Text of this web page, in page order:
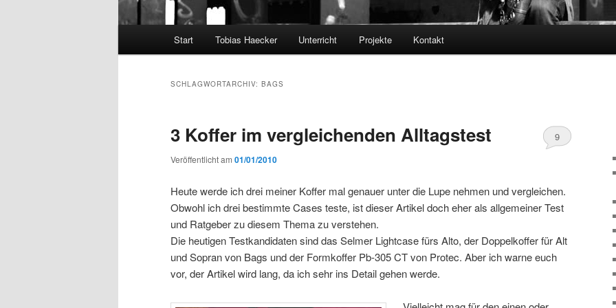
Start Tobias Haecker Unterricht Projekte Kontakt
SCHLAGWORTARCHIV: BAGS
3 Koffer im vergleichenden Alltagstest
Veröffentlicht am 01/01/2010
9
Heute werde ich drei meiner Koffer mal genauer unter die Lupe nehmen und vergleichen.
Obwohl ich drei bestimmte Cases teste, ist dieser Artikel doch eher als allgemeiner Test
und Ratgeber zu diesem Thema zu verstehen.
Die heutigen Testkandidaten sind das Selmer Lightcase fürs Alto, der Doppelkoffer für Alt
und Sopran von Bags und der Formkoffer Pb-305 CT von Protec. Aber ich warne euch
vor, der Artikel wird lang, da ich sehr ins Detail gehen werde.